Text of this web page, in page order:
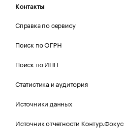
Контакты
Справка по сервису
Поиск по ОГРН
Поиск по ИНН
Статистика и аудитория
Источники данных
Источник отчетности Контур.Фокус